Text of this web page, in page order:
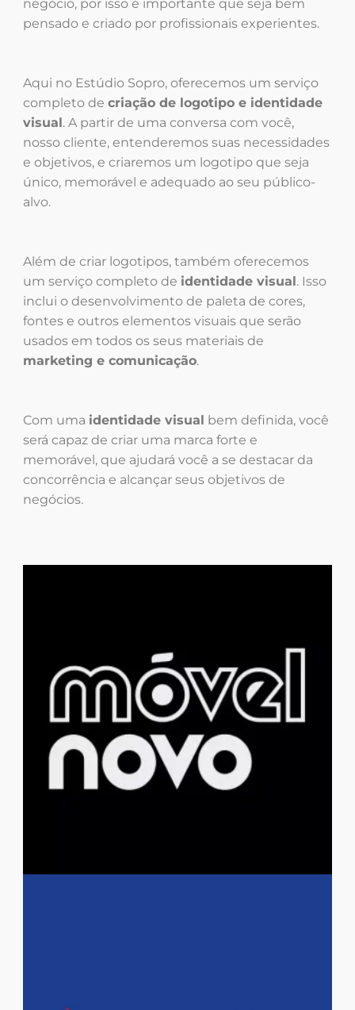
negócio, por isso é importante que seja bem
pensado e criado por profissionais experientes.
Aqui no Estúdio Sopro, oferecemos um serviço
completo decriação de logotipo e identidade
visual . A partir de uma conversa com você,
nosso cliente, entenderemos suas necessidades
e objetivos, e criaremos um logotipo que seja
único, memorável e adequado ao seu público-
alvo.
Além de criar logotipos, também oferecemos
um serviço completo de identidade visual . Isso
inclui o desenvolvimento de paleta de cores,
fontes e outros elementos visuais que serão
usados em todos os seus materiais de
marketing e comunicação.
Com uma identidade visual
bem definida, você
será capaz de criar uma marca forte e
memorável, que ajudará você a se destacar da
concorrência e alcançar seus objetivos de
negócios.